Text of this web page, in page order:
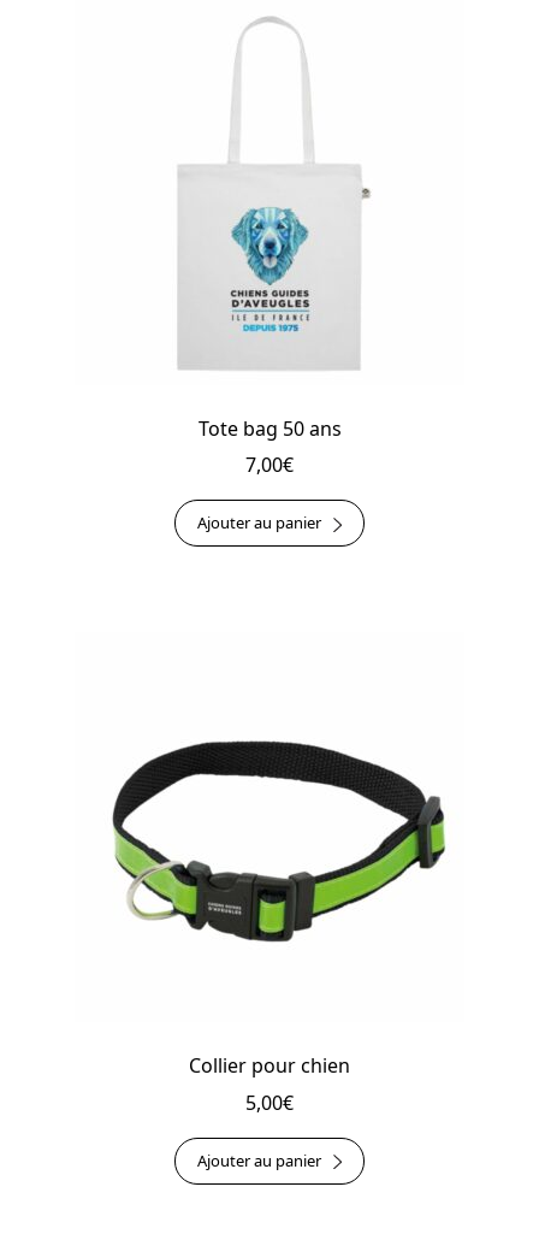
la
Tote bag 50 ans
7,00€
Ajouter au panier
Collier pour chien
5,00€
Ajouter au panier